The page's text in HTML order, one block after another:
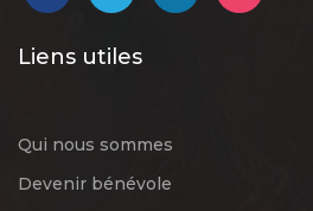
Liens utiles
Qui nous sommes
Devenir bénévole